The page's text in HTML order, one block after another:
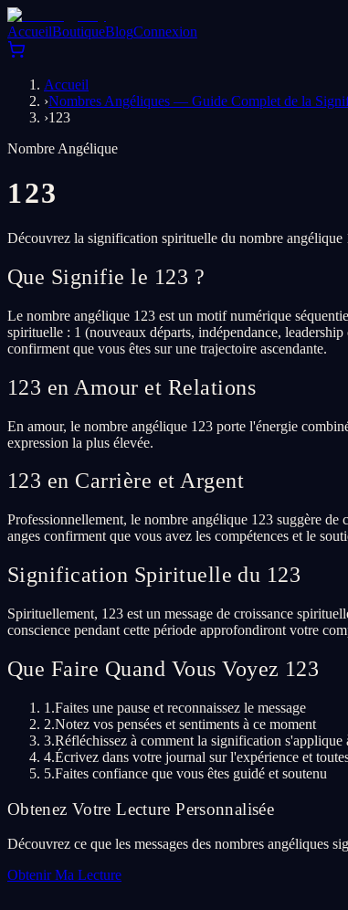
AccueilBoutiqueBlogConnexion
Accueil
›Nombres Angéliques — Guide Complet de la
›123
Nombre Angélique
123
Découvrez la signification spirituelle du nombre angélique
Que Signifie le 123 ?
Le nombre angélique 123 est un motif numérique
spirituelle : 1 (nouveaux départs, indépendance,
confirment que vous êtes sur une trajectoire ascendante.
123 en Amour et Relations
En amour, le nombre angélique 123 porte l'énergie
expression la plus élevée.
123 en Carrière et Argent
Professionnellement, le nombre angélique 123 suggère
anges confirment que vous avez les compétences et le
Signification Spirituelle du 123
Spirituellement, 123 est un message de croissance
conscience pendant cette période approfondiront votre
Que Faire Quand Vous Voyez 123
1.Faites une pause et reconnaissez le message
2.Notez vos pensées et sentiments à ce moment
3.Réfléchissez à comment la signification s'applique
4.Écrivez dans votre journal sur l'expérience et
5.Faites confiance que vous êtes guidé et soutenu
Obtenez Votre Lecture Personnalisée
Découvrez ce que les messages des nombres angéliques
Obtenir Ma Lecture